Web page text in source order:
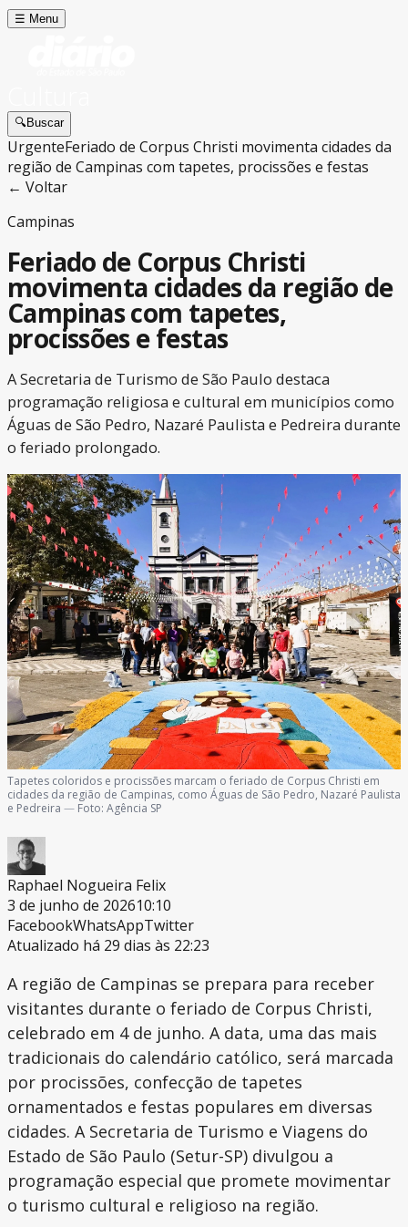
☰ Menu
🔍Buscar
UrgenteFeriado de Corpus Christi movimenta cidades da
região de Campinas com tapetes, procissões e festas
← Voltar
Campinas
Feriado de Corpus Christi
movimenta cidades da região de
Campinas com tapetes,
procissões e festas
A Secretaria de Turismo de São Paulo destaca
programação religiosa e cultural em municípios como
Águas de São Pedro, Nazaré Paulista e Pedreira durante
o feriado prolongado.
Tapetes coloridos e procissões marcam o feriado de Corpus Christi em
cidades da região de Campinas, como Águas de São Pedro, Nazaré Paulista
e Pedreira — Foto: Agência SP
Raphael Nogueira Felix
3 de junho de 202610:10
FacebookWhatsAppTwitter
Atualizado há 29 dias às 22:23
A região de Campinas se prepara para receber
visitantes durante o feriado de Corpus Christi,
celebrado em 4 de junho. A data, uma das mais
tradicionais do calendário católico, será marcada
por procissões, confecção de tapetes
ornamentados e festas populares em diversas
cidades. A Secretaria de Turismo e Viagens do
Estado de São Paulo (Setur-SP) divulgou a
programação especial que promete movimentar
o turismo cultural e religioso na região.